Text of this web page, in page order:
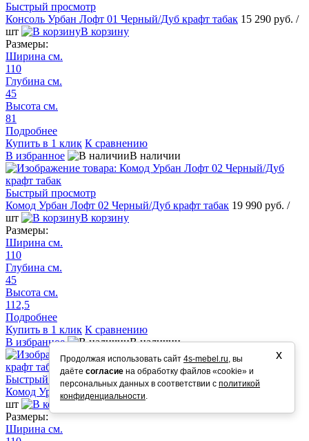
Быстрый просмотр
Консоль Урбан Лофт 01 Черный/Дуб крафт табак 15 290 руб. /
шт
В корзину
Размеры:
Ширина см.
110
Глубина см.
45
Высота см.
81
Подробнее
Купить в 1 клик К сравнению
В избранное
В наличии
Быстрый просмотр
Комод Урбан Лофт 02 Черный/Дуб крафт табак 19 990 руб. /
шт
В корзину
Размеры:
Ширина см.
110
Глубина см.
45
Высота см.
112,5
Подробнее
Купить в 1 клик К сравнению
В избранное
В наличии
Быстрый просмотр
Комод Урбан Лофт 01 Черный/Дуб крафт табак 23 890 руб.
шт
В корзину
Размеры:
Ширина см.
Продолжая использовать сайт 4s-mebel.ru, вы
даёте согласие на обработку файлов «cookie» и
персональных данных в соответствии с политикой
конфиденциальности.
х